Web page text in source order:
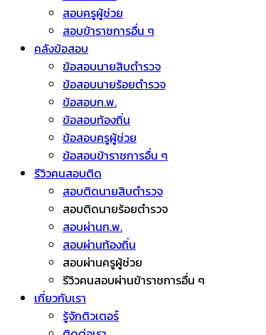
สอบครูผู้ช่วย
สอบข้าราชการอื่น ๆ
คลังข้อสอบ
ข้อสอบนายสิบตำรวจ
ข้อสอบนายร้อยตำรวจ
ข้อสอบก.พ.
ข้อสอบท้องถิ่น
ข้อสอบครูผู้ช่วย
ข้อสอบข้าราชการอื่น ๆ
รีวิวคนสอบติด
สอบติดนายสิบตำรวจ
สอบติดนายร้อยตำรวจ
สอบผ่านก.พ.
สอบผ่านท้องถิ่น
สอบผ่านครูผู้ช่วย
รีวิวคนสอบผ่านข้าราชการอื่น ๆ
เกี่ยวกับเรา
รู้จักติวเตอร์